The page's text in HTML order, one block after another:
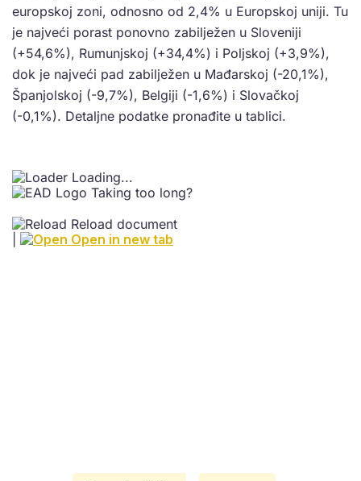
europskoj zoni, odnosno od 2,4% u Europskoj uniji. Tu
je najveći porast ponovno zabilježen u Sloveniji
(+54,6%), Rumunjskoj (+34,4%) i Poljskoj (+3,9%),
dok je najveći pad zabilježen u Mađarskoj (-20,1%),
Španjolskoj (-9,7%), Belgiji (-1,6%) i Slovačkoj
(-0,1%). Detaljne podatke pronađite u tablici.
Loading...
Taking too long?
Reload document
Open in new tab